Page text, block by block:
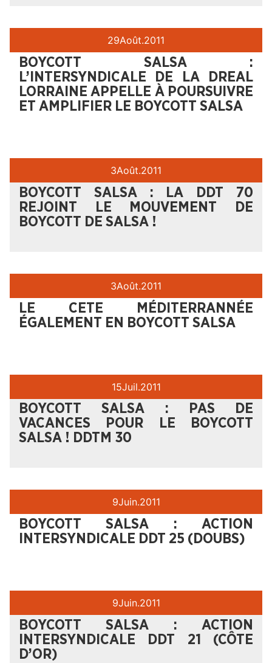
29Août.2011
BOYCOTT SALSA :
L’INTERSYNDICALE DE LA DREAL
LORRAINE APPELLE À POURSUIVRE
ET AMPLIFIER LE BOYCOTT SALSA
3Août.2011
BOYCOTT SALSA : LA DDT 70
REJOINT LE MOUVEMENT DE
BOYCOTT DE SALSA !
3Août.2011
LE CETE MÉDITERRANNÉE
ÉGALEMENT EN BOYCOTT SALSA
15Juil.2011
BOYCOTT SALSA : PAS DE
VACANCES POUR LE BOYCOTT
SALSA ! DDTM 30
9Juin.2011
BOYCOTT SALSA : ACTION
INTERSYNDICALE DDT 25 (DOUBS)
9Juin.2011
BOYCOTT SALSA : ACTION
INTERSYNDICALE DDT 21 (CÔTE
D’OR)